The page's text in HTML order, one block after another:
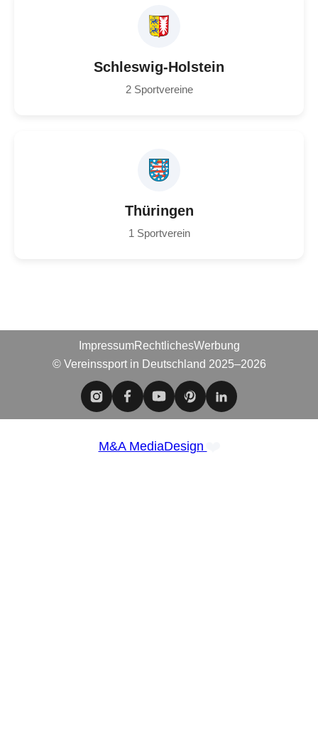
Schleswig-Holstein
2 Sportvereine
Thüringen
1 Sportverein
ImpressumRechtlichesWerbung
© Vereinssport in Deutschland 2025–2026
M&A MediaDesign